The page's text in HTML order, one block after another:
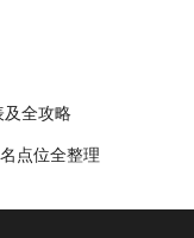
及全攻略
点位全整理